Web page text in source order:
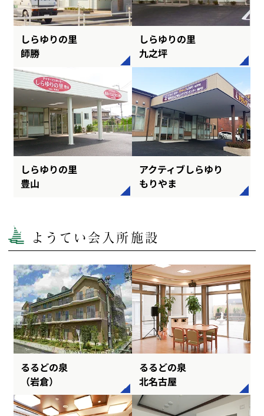
しらゆりの里
師勝
しらゆりの里
九之坪
しらゆりの里
豊山
アクティブしらゆり
もりやま
ようてい会入所施設
るるどの泉
（岩倉）
るるどの泉
北名古屋